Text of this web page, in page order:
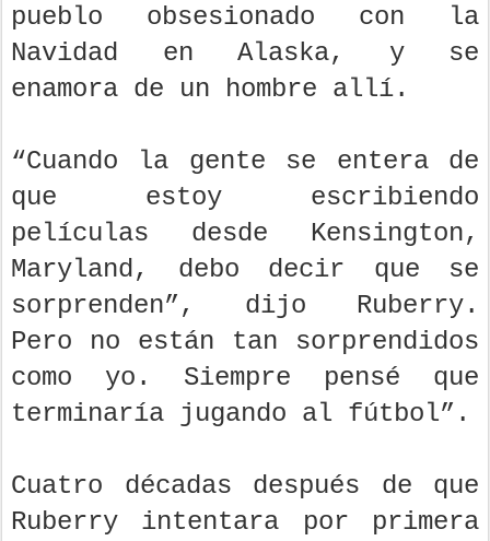
pueblo obsesionado con la
Navidad en Alaska, y se
enamora de un hombre allí.
“Cuando la gente se entera de
que estoy escribiendo
películas desde Kensington,
Maryland, debo decir que se
sorprenden”, dijo Ruberry.
Pero no están tan sorprendidos
como yo. Siempre pensé que
terminaría jugando al fútbol”.
Cuatro décadas después de que
Ruberry intentara por primera